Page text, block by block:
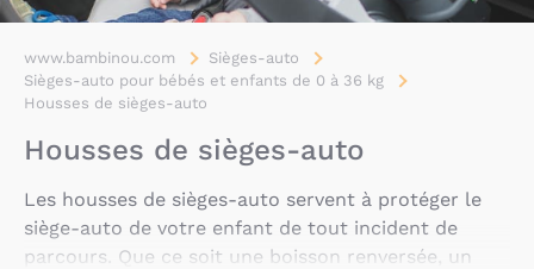
www.bambinou.com
Sièges-auto
Sièges-auto pour bébés et enfants de 0 à 36 kg
Housses de sièges-auto
Housses de sièges-auto
Les housses de sièges-auto servent à protéger le
siège-auto de votre enfant de tout incident de
parcours. Que ce soit une boisson renversée, un